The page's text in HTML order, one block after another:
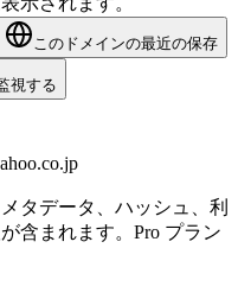
このドメインの最近の保存
視する
タデータ、ハッシュ、利
含まれます。Pro プラン